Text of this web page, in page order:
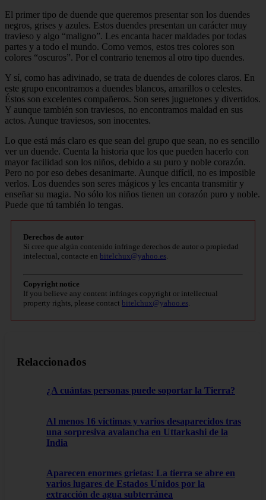
El primer tipo de duende que queremos presentar son los duendes
negros, grises y azules. Estos duendes presentan un carácter muy
travieso y algo “maligno”. Les encanta hacer maldades por todas
partes y a todo el mundo. Como vemos, estos tres colores son
colores “oscuros”. Por el contrario tenemos al otro tipo duendes.
Y sí, como has adivinado, se trata de duendes de colores claros. En
este grupo encontramos a duendes blancos, amarillos o celestes.
Éstos son excelentes compañeros. Son seres juguetones y divertidos.
Y aunque también son traviesos, no encontramos maldad en sus
actos. Aunque traviesos, son inocentes.
Lo que está más claro es que sean del grupo que sean, no es sencillo
ver un duende. Cuenta la historia que los que pueden hacerlo con
mayor facilidad son los niños, debido a su puro y noble corazón.
Pero no por eso debes desanimarte. Aunque difícil, no es imposible
verlos. Los duendes son seres mágicos y les encanta transmitir y
enseñar su magia. No sólo los niños tienen un corazón puro y noble.
Puede que tú también lo tengas.
Derechos de autor
Si cree que algún contenido infringe derechos de autor o propiedad
intelectual, contacte en bitelchux@yahoo.es
Copyright notice
If you believe any content infringes copyright or intellectual
property rights, please contact bitelchux@yahoo.es
Relaccionados
¿A cuántas personas puede soportar la Tierra?
Al menos 16 victimas y varios desaparecidos tras
una sorpresiva avalancha en Uttarkashi de la
India
Aparecen enormes grietas: La tierra se abre en
varios lugares de Estados Unidos por la
extracción de agua subterránea